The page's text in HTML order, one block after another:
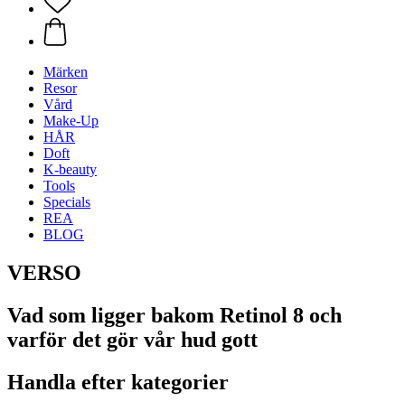
Märken
Resor
Vård
Make-Up
HÅR
Doft
K-beauty
Tools
Specials
REA
BLOG
VERSO
Vad som ligger bakom Retinol 8 och
varför det gör vår hud gott
Handla efter kategorier